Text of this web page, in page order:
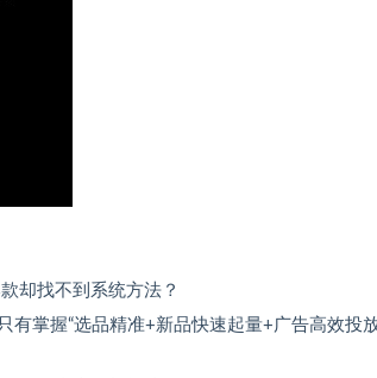
却找不到系统方法？
有掌握“选品精准+新品快速起量+广告高效投